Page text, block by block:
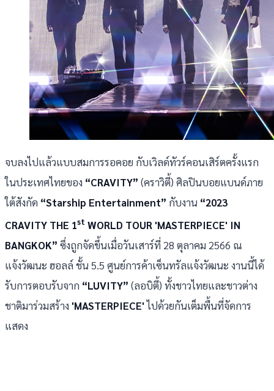
จบลงไปแล้วแบบสมการรอคอย กับเวิลด์ทัวร์คอนเสิร์ตครั้งแรก
ในประเทศไทยของ “CRAVITY” (คราวิตี้) ศิลปินบอยแบนด์ภาย
ใต้สังกัด “Starship Entertainment” กับงาน “2023
CRAVITY THE 1st WORLD TOUR 'MASTERPIECE' IN
BANGKOK” ซึ่งถูกจัดขึ้นเมื่อวันเสาร์ที่ 28 ตุลาคม 2566 ณ
แจ้งวัฒนะ ฮอลล์ ชั้น 5.5 ศูนย์การค้าเซ็นทรัลแจ้งวัฒนะ งานนี้ได้
รับการตอบรับจาก “LUVITY” (ลอบิตี้) ทั้งชาวไทยและชาวต่าง
ชาติมาร่วมสร้าง 'MASTERPIECE'ไปด้วยกันเต็มพื้นที่จัดการ
แสดง